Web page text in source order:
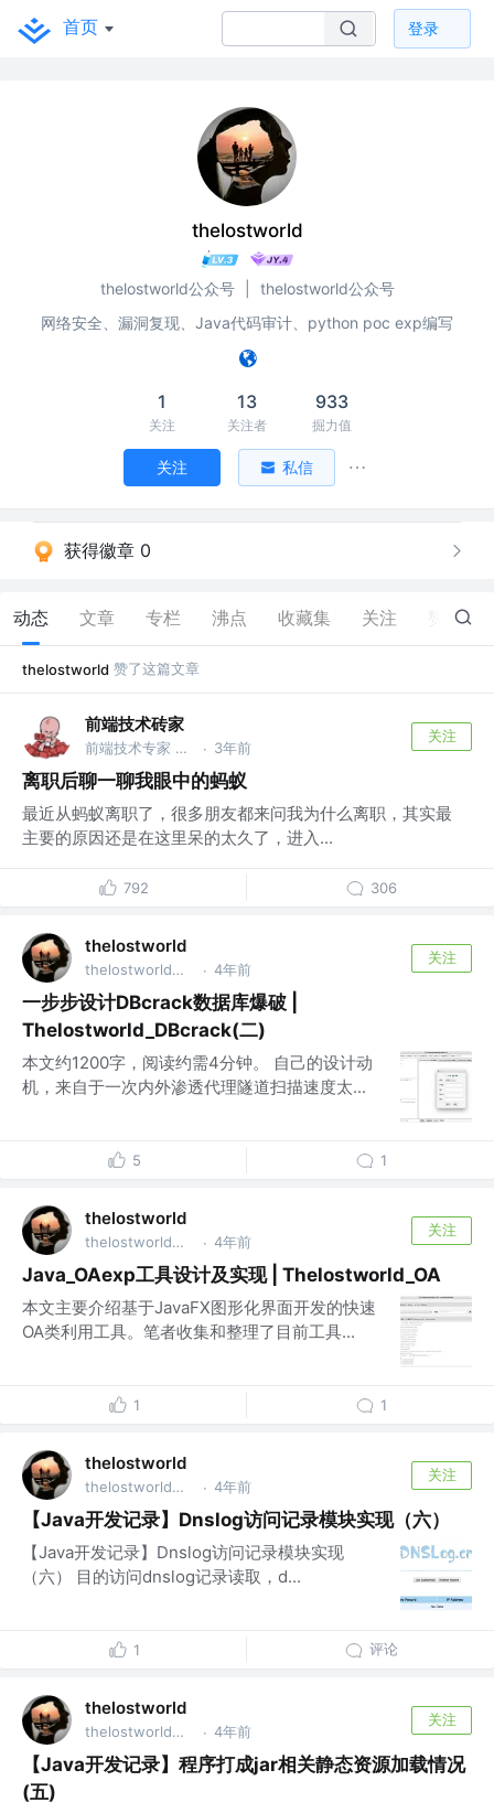
首页 登录
thelostworld
thelostworld公众号
thelostworld公众号
网络安全、漏洞复现、Java代码审计、python poc exp编写
1
关注
13
关注者
933
掘力值
关注 私信
获得徽章 0
动态 文章 专栏 沸点 收藏集 关注 6
thelostworld 赞了这篇文章
前端技术砖家
前端技术专家 @前蚂蚁集团 · 3年前
关注
离职后聊一聊我眼中的蚂蚁
最近从蚂蚁离职了，很多朋友都来问我为什么离职，其实最
主要的原因还是在这里呆的太久了，进入...
792 306
thelostworld
thelostworld公众号 @thelostworld公众号 · 4年前
关注
一步步设计DBcrack数据库爆破 |
Thelostworld_DBcrack(二)
本文约1200字，阅读约需4分钟。 自己的设计动
机，来自于一次内外渗透代理隧道扫描速度太...
5 1
thelostworld
thelostworld公众号 @thelostworld公众号 · 4年前
关注
Java_OAexp工具设计及实现 | Thelostworld_OA
本文主要介绍基于JavaFX图形化界面开发的快速
OA类利用工具。笔者收集和整理了目前工具...
1 1
thelostworld
thelostworld公众号 @thelostworld公众号 · 4年前
关注
【Java开发记录】Dnslog访问记录模块实现（六）
【Java开发记录】Dnslog访问记录模块实现
（六） 目的访问dnslog记录读取，d...
1 评论
thelostworld
thelostworld公众号 @thelostworld公众号 · 4年前
关注
【Java开发记录】程序打成jar相关静态资源加载情况
(五)